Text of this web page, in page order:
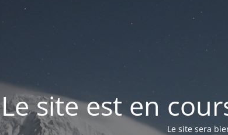
Le site est en
Le site sera